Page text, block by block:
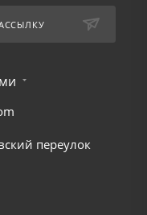
переулок